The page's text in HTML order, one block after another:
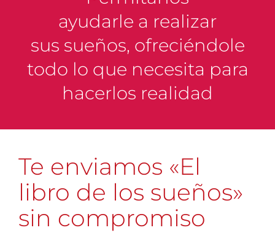
ayudarle a realizar
sus sueños, ofreciéndole
todo lo que necesita para
hacerlos realidad
Te enviamos «El
libro de los sueños»
sin compromiso